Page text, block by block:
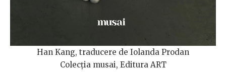
Han Kang, traducere de Iolanda Prodan
Colecția musai, Editura ART